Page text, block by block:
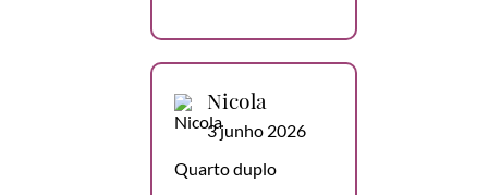
Nicola
3 junho 2026
Quarto duplo